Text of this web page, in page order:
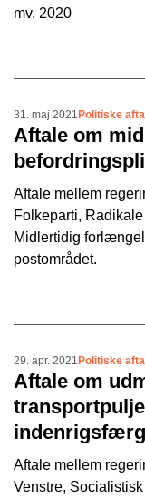
mv. 2020
31. maj 2021 Politiske
Aftale om
Aftale mellem
Folkeparti,
Midlertidig
postområdet.
29. apr. 2021 Politiske
Aftale om
Aftale mellem
Venstre,